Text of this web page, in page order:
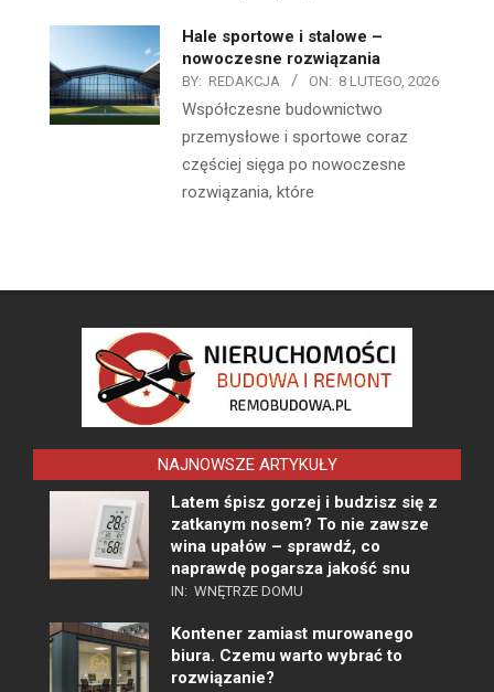
Hale sportowe i stalowe –
nowoczesne rozwiązania
BY: REDAKCJA ON: 8 LUTEGO, 2026
Współczesne budownictwo
przemysłowe i sportowe coraz
częściej sięga po nowoczesne
rozwiązania, które
NAJNOWSZE ARTYKUŁY
Latem śpisz gorzej i budzisz się z
zatkanym nosem? To nie zawsze
wina upałów – sprawdź, co
naprawdę pogarsza jakość snu
IN: WNĘTRZE DOMU
Kontener zamiast murowanego
biura. Czemu warto wybrać to
rozwiązanie?